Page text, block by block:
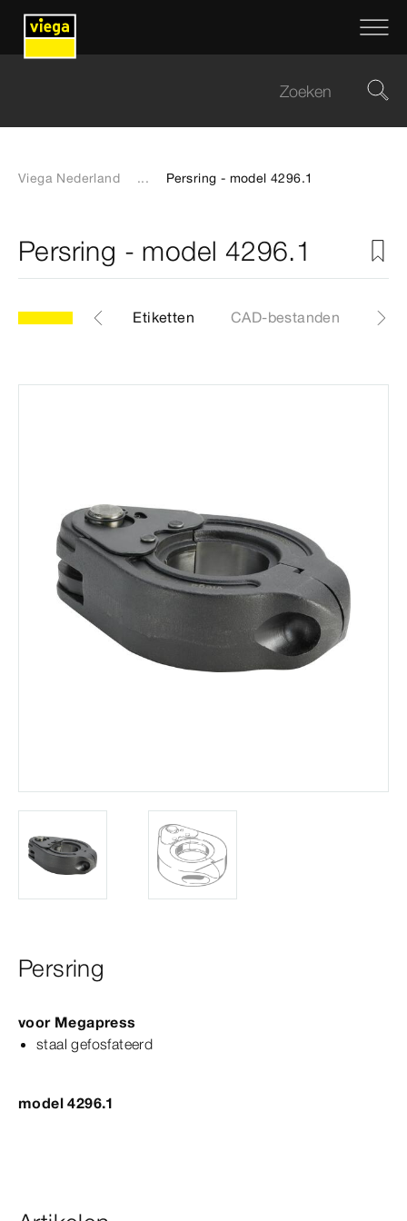
Viega Nederland ... Persring - model 4296.1
Persring - model 4296.1
Artikelen Etiketten CAD-bestanden
Persring
voor Megapress
staal gefosfateerd
model 4296.1